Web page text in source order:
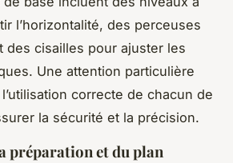
l’horizontalité, des perceuses
des cisailles pour ajuster les
Une attention particulière
correcte de chacun de
la sécurité et la précision.
préparation et du plan